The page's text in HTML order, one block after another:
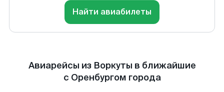
Найти авиабилеты
Авиарейсы из Воркуты в ближайшие
с Оренбургом города